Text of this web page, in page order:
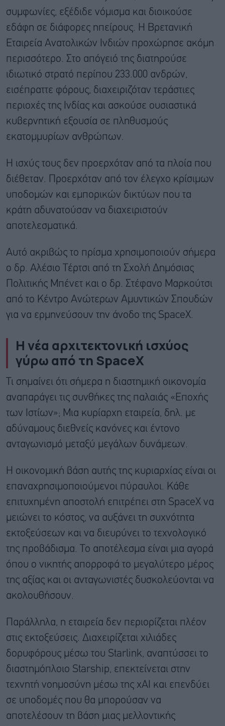
συμφωνίες, εξέδιδε νόμισμα και διοικούσε
εδάφη σε διάφορες ηπείρους. Η Βρετανική
Εταιρεία Ανατολικών Ινδιών προχώρησε ακόμη
περισσότερο. Στο απόγειό της διατηρούσε
ιδιωτικό στρατό περίπου 233.000 ανδρών,
εισέπραττε φόρους, διαχειριζόταν τεράστιες
περιοχές της Ινδίας και ασκούσε ουσιαστικά
κυβερνητική εξουσία σε πληθυσμούς
εκατομμυρίων ανθρώπων.
Η ισχύς τους δεν προερχόταν από τα πλοία που
διέθεταν. Προερχόταν από τον έλεγχο κρίσιμων
υποδομών και εμπορικών δικτύων που τα
κράτη αδυνατούσαν να διαχειριστούν
αποτελεσματικά.
Αυτό ακριβώς το πρίσμα χρησιμοποιούν σήμερα
ο δρ. Αλέσιο Τέρτσι από τη Σχολή Δημόσιας
Πολιτικής Μπένετ και ο δρ. Στέφανο Μαρκούτσι
από το Κέντρο Ανώτερων Αμυντικών Σπουδών
για να ερμηνεύσουν την άνοδο της SpaceX.
Η νέα αρχιτεκτονική ισχύος
γύρω από τη SpaceX
Τι σημαίνει ότι σήμερα η διαστημική οικονομία
αναπαράγει τις συνθήκες της παλαιάς «Εποχής
των Ιστίων»; Μια κυρίαρχη εταιρεία, δηλ. με
αδύναμους διεθνείς κανόνες και έντονο
ανταγωνισμό μεταξύ μεγάλων δυνάμεων.
Η οικονομική βάση αυτής της κυριαρχίας είναι οι
επαναχρησιμοποιούμενοι πύραυλοι. Κάθε
επιτυχημένη αποστολή επιτρέπει στη SpaceX να
μειώνει το κόστος, να αυξάνει τη συχνότητα
εκτοξεύσεων και να διευρύνει το τεχνολογικό
της προβάδισμα. Το αποτέλεσμα είναι μια αγορά
όπου ο νικητής απορροφά το μεγαλύτερο μέρος
της αξίας και οι ανταγωνιστές δυσκολεύονται να
ακολουθήσουν.
Παράλληλα, η εταιρεία δεν περιορίζεται πλέον
στις εκτοξεύσεις. Διαχειρίζεται χιλιάδες
δορυφόρους μέσω του Starlink, αναπτύσσει το
διαστημόπλοιο Starship, επεκτείνεται στην
τεχνητή νοημοσύνη μέσω της xAI και επενδύει
σε υποδομές που θα μπορούσαν να
αποτελέσουν τη βάση μιας μελλοντικής